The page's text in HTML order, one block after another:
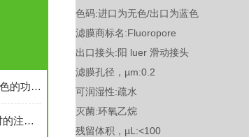
Millex针头式过滤器不同颜色的功能与选择指南
PM2.5石英过使滤膜使用时的注意事项
色码:进口为无色/出口为蓝色
滤膜商标名:Fluoropore
出口接头:阳 luer 滑动接头
滤膜孔径，µm:0.2
可润湿性:疏水
灭菌:环氧乙烷
残留体积，µL:<100